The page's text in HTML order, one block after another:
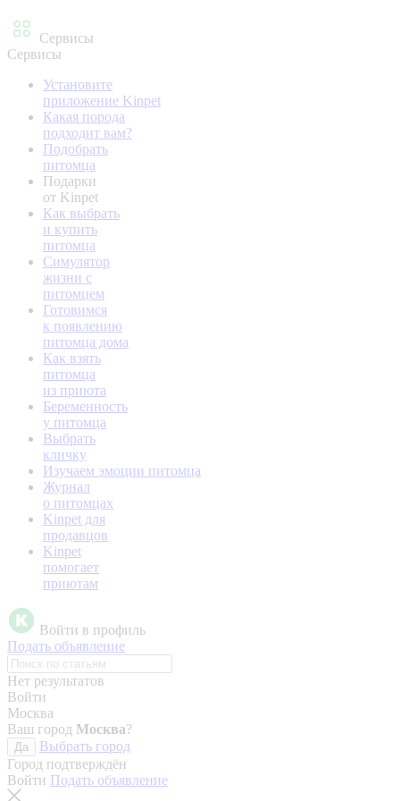
Сервисы
Сервисы
Установите
приложение Kinpet
Какая порода
подходит вам?
Подобрать
питомца
Подарки
от Kinpet
Как выбрать
и купить
питомца
Симулятор
жизни с
питомцем
Готовимся
к появлению
питомца дома
Как взять
питомца
из приюта
Беременность
у питомца
Выбрать
кличку
Изучаем эмоции питомца
Журнал
о питомцах
Kinpet для
продавцов
Kinpet
помогает
приютам
Войти в профиль
Подать объявление
Нет результатов
Войти
Москва
Ваш город Москва?
Да
Выбрать город
Город подтверждён
Войти Подать объявление